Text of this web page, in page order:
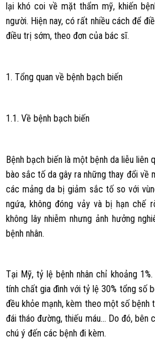
lại khó coi về mặt thẩm mỹ, khiến
người. Hiện nay, có rất nhiều cách để
điều trị sớm, theo đơn của bác sĩ.
1. Tổng quan về bệnh bạch biến
1.1. Về bệnh bạch biến
Bệnh bạch biến là một bệnh da liễu liên
bào sắc tố da gây ra những thay đổi về
các mảng da bị giảm sắc tố so với
ngứa, không đóng vảy và bị hạn chế
không lây nhiễm nhưng ảnh hưởng
bệnh nhân.
Tại Mỹ, tỷ lệ bệnh nhân chỉ khoảng
tính chất gia đình với tỷ lệ 30% tổng số
đều khỏe mạnh, kèm theo một số bệnh
đái tháo đường, thiếu máu… Do đó, bên
chú ý đến các bệnh đi kèm.